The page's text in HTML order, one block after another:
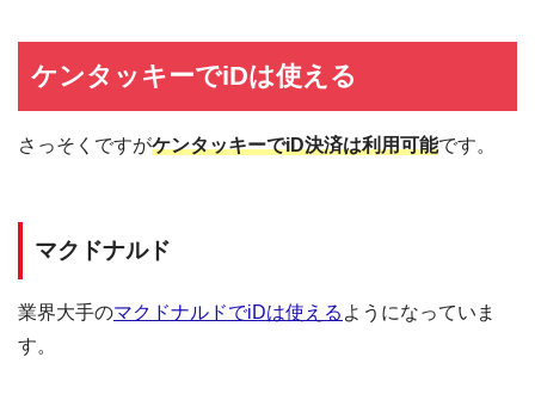
ケンタッキーでiDは使える
さっそくですがケンタッキーでiD決済は利用可能です。
マクドナルド
業界大手のマクドナルドでiDは使える ようになっていま
す。